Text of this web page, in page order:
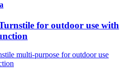
for outdoor use with